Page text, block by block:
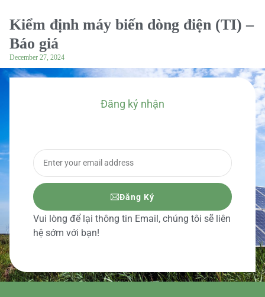
Kiểm định máy biến dòng điện (TI) –
Báo giá
December 27, 2024
Đăng ký nhận
Đăng Ký
Vui lòng để lại thông tin Email, chúng tôi sẽ liên
hệ sớm với bạn!